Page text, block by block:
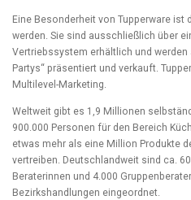
Eine Besonderheit von Tupperware ist
werden. Sie sind ausschließlich über
Vertriebssystem erhältlich und werden
Partys“ präsentiert und verkauft.
Multilevel-Marketing.
Weltweit gibt es 1,9 Millionen
900.000 Personen für den Bereich
etwas mehr als eine Million Produkte
vertreiben. Deutschlandweit sind ca.
Beraterinnen und 4.000
Bezirkshandlungen eingeordnet.